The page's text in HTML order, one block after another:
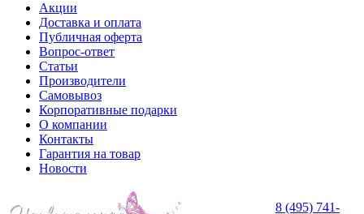
Акции
Доставка и оплата
Публичная оферта
Вопрос-ответ
Статьи
Производители
Самовывоз
Корпоративные подарки
О компании
Контакты
Гарантия на товар
Новости
8 (495) 741-